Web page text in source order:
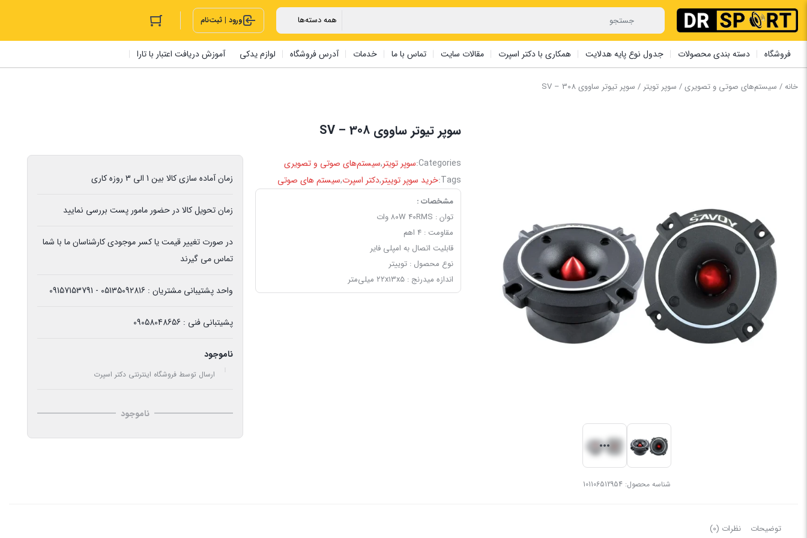
ورود | ثبت‌نام
فروشگاه دسته بندی محصولات جدول نوع پایه هدلایت همکاری با دکتر اسپرت مقالات سایت تماس با ما خدمات آدرس فروشگاه لوازم یدکی آموزش دریافت اعتبار با تارا
خانه/ سیستم‌های صوتی و تصویری/ سوپر تویتر / سوپر تیوتر ‏ساووی SV – 308
شناسه محصول:101106512954
سوپر تیوتر ‏ساووی SV – 308
Categories: سوپر تویتر,سیستم‌های صوتی و تصویری
Tags: خرید سوپر توییتر,دکتر اسپرت,سیستم های صوتی
مشخصات :
توان : ۸۰W ۴۰RMS وات
مقاومت : ۴ اهم
قابلیت اتصال به امپلی فایر
نوع محصول : توییتر
اندازه میدرنج : ۲۲x۱۳x۵ میلی‌متر
زمان آماده سازی کالا بین 1 الی 3 روزه کاری
زمان تحویل کالا در حضور مامور پست بررسی نمایید
در صورت تغییر قیمت یا کسر موجودی کارشناسان ما با شما
تماس می گیرند
واحد پشتیبانی مشتریان : 05135092816 - 09157153791
پشیتبانی فنی : 09058048656
ناموجود
ارسال توسط فروشگاه اینترنتی دکتر اسپرت
ناموجود
توضیحات نظرات (0)